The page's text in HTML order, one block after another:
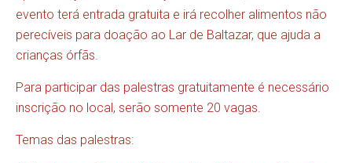
evento terá entrada gratuita e irá recolher alimentos não
perecíveis para doação ao Lar de Baltazar, que ajuda a
crianças órfãs.
Para participar das palestras gratuitamente é necessário
inscrição no local, serão somente 20 vagas.
Temas das palestras: